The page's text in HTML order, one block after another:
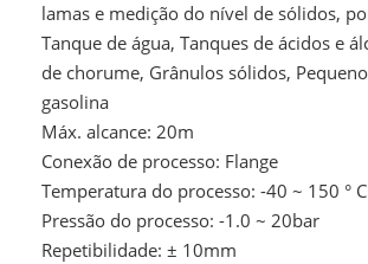
lamas e medição do nível de sólidos,
Tanque de água, Tanques de ácidos e
de chorume, Grânulos sólidos,
gasolina
Máx. alcance: 20m
Conexão de processo: Flange
Temperatura do processo: -40 ~ 150 ° C
Pressão do processo: -1.0 ~ 20bar
Repetibilidade: ± 10mm